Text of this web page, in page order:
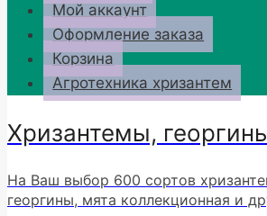
Мой аккаунт
Оформление заказа
Корзина
Агротехника хризантем
Хризантемы,
На Ваш выбор 600 сортов
георгины, мята коллекционная и